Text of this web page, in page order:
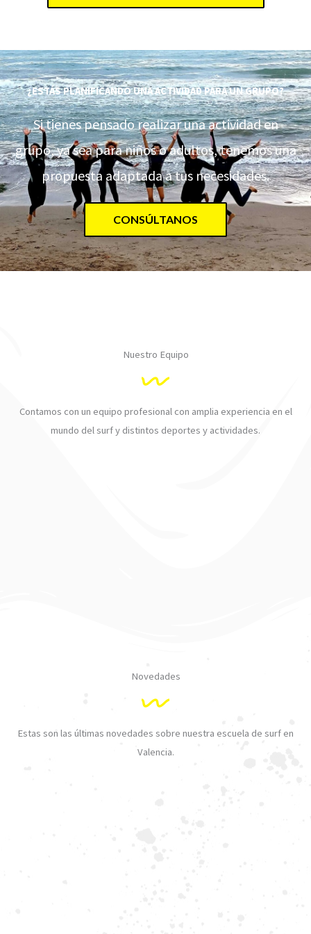
¿ESTÁS PLANIFICANDO UNA ACTIVIDAD PARA UN GRUPO?
Si tienes pensado realizar una actividad en
grupo, ya sea para niños o adultos, tenemos una
propuesta adaptada a tus necesidades.
CONSÚLTANOS
Nuestro Equipo
Contamos con un equipo profesional con amplia experiencia en el
mundo del surf y distintos deportes y actividades.
Novedades
Estas son las últimas novedades sobre nuestra escuela de surf en
Valencia.